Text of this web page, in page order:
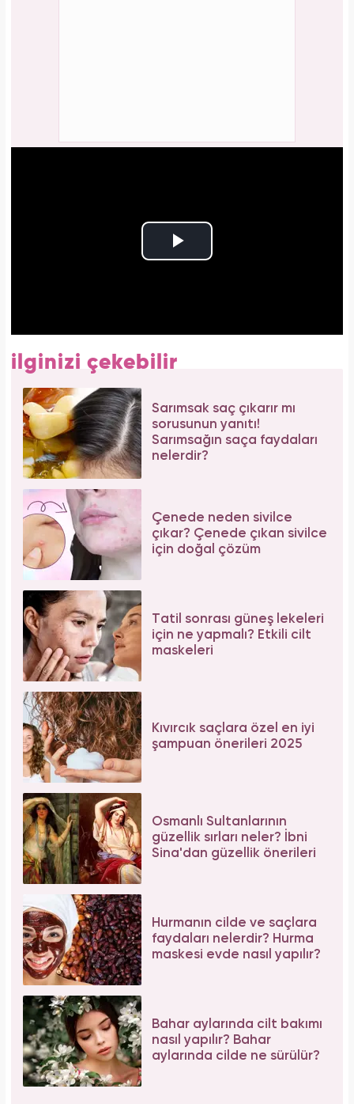
ilginizi çekebilir
Sarımsak saç çıkarır mı
sorusunun yanıtı!
Sarımsağın saça faydaları
nelerdir?
Çenede neden sivilce
çıkar? Çenede çıkan sivilce
için doğal çözüm
Tatil sonrası güneş lekeleri
için ne yapmalı? Etkili cilt
maskeleri
Kıvırcık saçlara özel en iyi
şampuan önerileri 2025
Osmanlı Sultanlarının
güzellik sırları neler? İbni
Sina'dan güzellik önerileri
Hurmanın cilde ve saçlara
faydaları nelerdir? Hurma
maskesi evde nasıl yapılır?
Bahar aylarında cilt bakımı
nasıl yapılır? Bahar
aylarında cilde ne sürülür?